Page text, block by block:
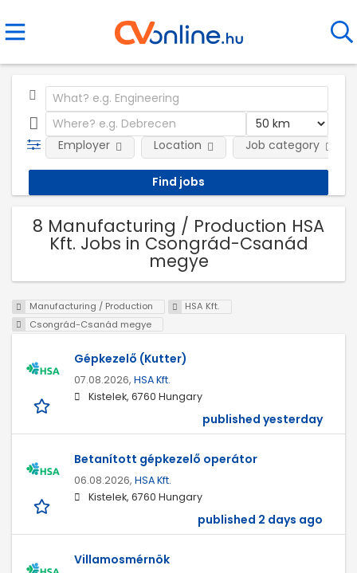
Employer Location Job category
8 Manufacturing / Production HSA
Kft. Jobs in Csongrád-Csanád
megye
Manufacturing / Production
HSA Kft.
Csongrád-Csanád megye
Gépkezelő (Kutter)
07.08.2026, HSA Kft.
Kistelek, 6760 Hungary
published yesterday
Betanított gépkezelő operátor
06.08.2026, HSA Kft.
Kistelek, 6760 Hungary
published 2 days ago
Villamosmérnök